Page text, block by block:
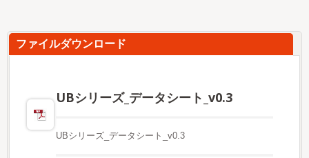
ファイルダウンロード
UBシリーズ_データシート_v0.3
UBシリーズ_データシート_v0.3